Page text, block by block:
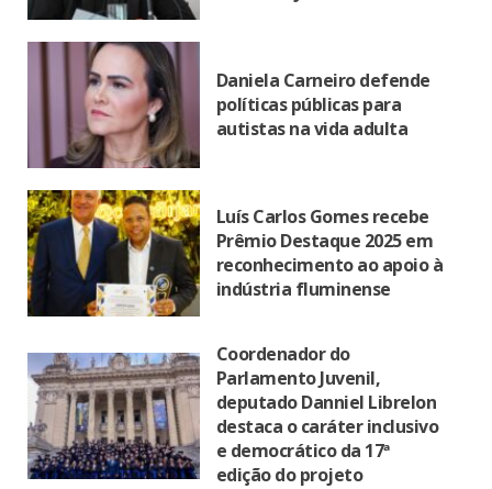
Daniela Carneiro defende
políticas públicas para
autistas na vida adulta
Luís Carlos Gomes recebe
Prêmio Destaque 2025 em
reconhecimento ao apoio à
indústria fluminense
Coordenador do
Parlamento Juvenil,
deputado Danniel Librelon
destaca o caráter inclusivo
e democrático da 17ª
edição do projeto